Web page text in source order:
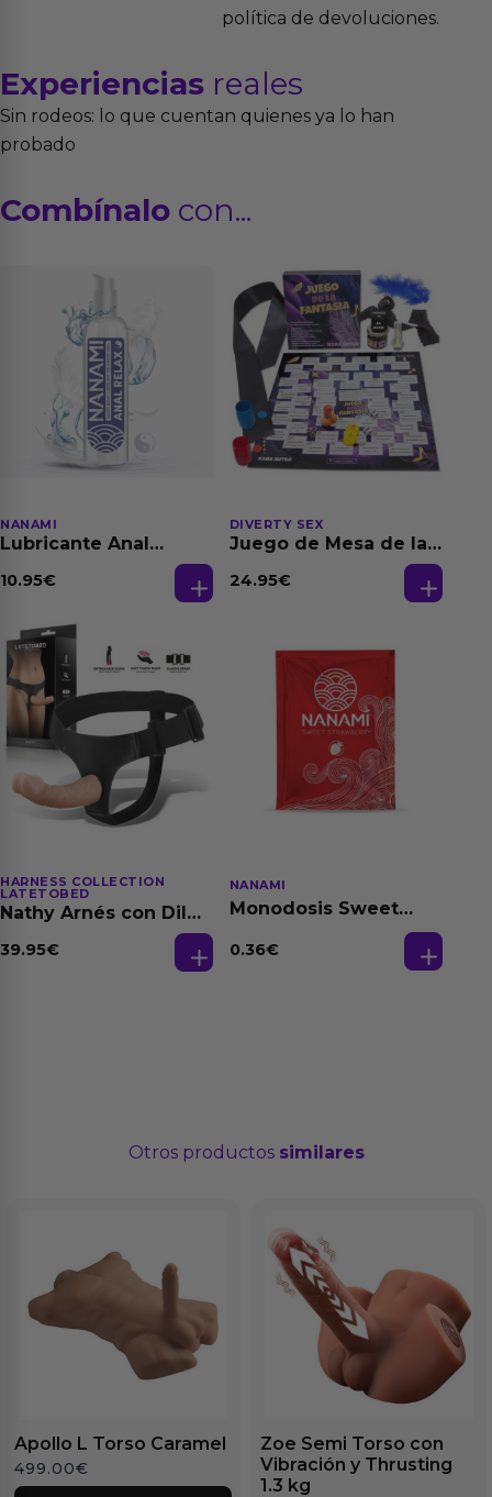
política de devoluciones.
Experiencias reales
Sin rodeos: lo que cuentan quienes ya lo han
probado
Combínalo con...
NANAMI
Lubricante Anal
Dilatación Base Agua
10.95€
DIVERTY SEX
Juego de Mesa de las
24.95€
HARNESS COLLECTION
LATETOBED
Nathy Arnés con Dildo
39.95€
NANAMI
Monodosis Sweet
Base Agua 4 ml
0.36€
Otros productos similares
Apollo L Torso Caramel
499.00€
Zoe Semi Torso con
Vibración y Thrusting
1.3 kg